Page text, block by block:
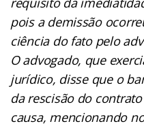
pois a demissão
ciência do fato pelo
O advogado, que
jurídico, disse que o
da rescisão do
causa, mencionando